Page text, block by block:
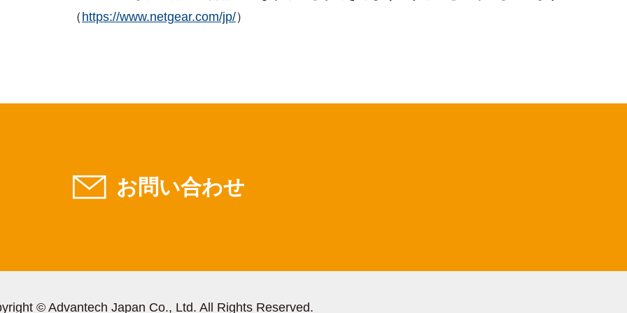
（ https://www.netgear.com/jp/）
お問い合わせ
© Advantech Japan Co., Ltd. All Rights Reserved.